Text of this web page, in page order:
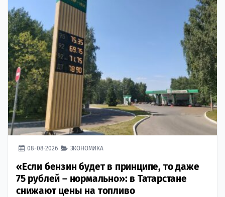
08-08-2026 ЭКОНОМИКА
«Если бензин будет в принципе, то даже
75 рублей – нормально»: в Татарстане
снижают цены на топливо